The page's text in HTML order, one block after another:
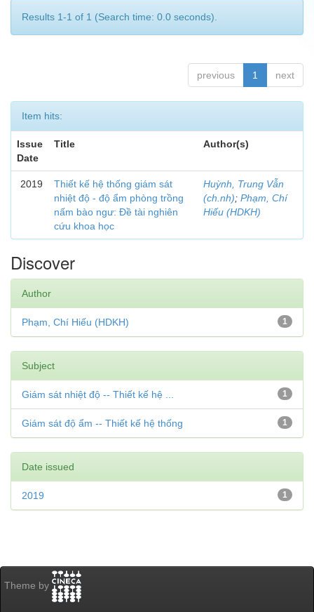
Results 1-1 of 1 (Search time: 0.0 seconds).
previous 1 next
Item hits:
Issue
Date
Title Author(s)
2019
Thiết kế hệ thống giám sát
nhiệt độ - độ ẩm phòng trồng
nấm bào ngư: Đề tài nghiên
cứu khoa học
Huỳnh, Trung Vẫn
(ch.nh); Phạm, Chí
Hiếu (HDKH)
Discover
Author
1
Phạm, Chí Hiếu (HDKH)
Subject
1
Giám sát nhiệt độ -- Thiết kế hệ ...
1
Giám sát độ ẩm -- Thiết kế hệ thống
Date issued
1
2019
Theme by